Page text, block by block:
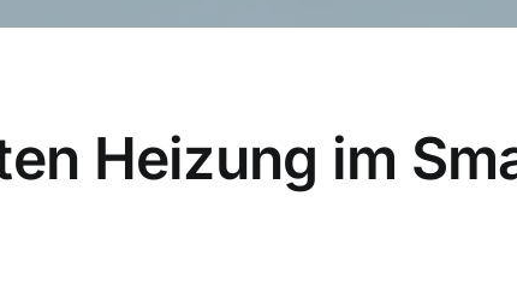
Heizung im